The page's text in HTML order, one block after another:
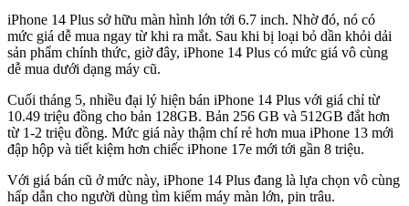
iPhone 14 Plus sở hữu màn hình lớn tới 6.7 inch. Nhờ đó, nó có
mức giá dễ mua ngay từ khi ra mắt. Sau khi bị loại bỏ dần khỏi dải
sản phẩm chính thức, giờ đây, iPhone 14 Plus có mức giá vô cùng
dễ mua dưới dạng máy cũ.
Cuối tháng 5, nhiều đại lý hiện bán iPhone 14 Plus với giá chỉ từ
10.49 triệu đồng cho bản 128GB. Bản 256 GB và 512GB đắt hơn
từ 1-2 triệu đồng. Mức giá này thậm chí rẻ hơn mua iPhone 13 mới
đập hộp và tiết kiệm hơn chiếc iPhone 17e mới tới gần 8 triệu.
Với giá bán cũ ở mức này, iPhone 14 Plus đang là lựa chọn vô cùng
hấp dẫn cho người dùng tìm kiếm máy màn lớn, pin trâu.